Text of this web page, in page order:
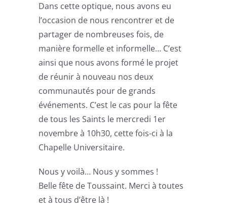
Dans cette optique, nous avons eu
l’occasion de nous rencontrer et de
partager de nombreuses fois, de
manière formelle et informelle… C’est
ainsi que nous avons formé le projet
de réunir à nouveau nos deux
communautés pour de grands
événements. C’est le cas pour la fête
de tous les Saints le mercredi 1er
novembre à 10h30, cette fois-ci à la
Chapelle Universitaire.
Nous y voilà… Nous y sommes !
Belle fête de Toussaint. Merci à toutes
et à tous d’être là !